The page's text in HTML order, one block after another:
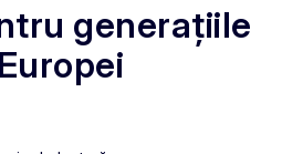
generațiile